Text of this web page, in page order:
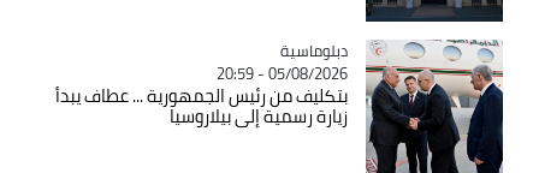
Catégorie
دبلوماسية
05/08/2026 - 20:59
بتكليف من رئيس الجمهورية ... عطاف يبدأ
زيارة رسمية إلى بيلاروسيا